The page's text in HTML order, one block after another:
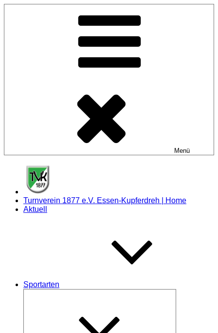
Menü
Turnverein 1877 e.V. Essen-Kupferdreh | Home
Aktuell
Sportarten